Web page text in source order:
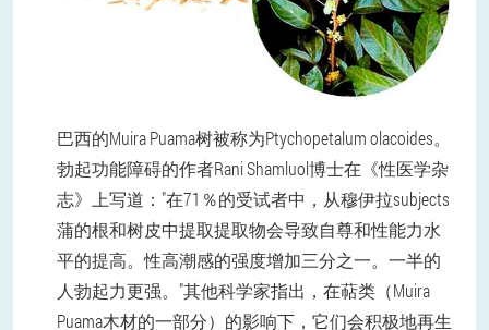
巴西的Muira Puama树被称为Ptychopetalum olacoides。
勃起功能障碍的作者Rani Shamluol博士在《性医学杂
志》上写道："在71％的受试者中，从穆伊拉subjects
蒲的根和树皮中提取提取物会导致自尊和性能力水
平的提高。性高潮感的强度增加三分之一。一半的
人勃起力更强。"其他科学家指出，在萜类（Muira
Puama木材的一部分）的影响下，它们会积极地再生